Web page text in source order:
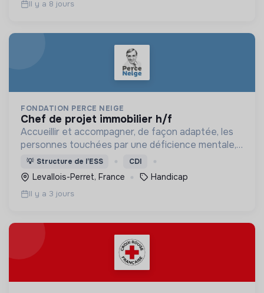
Il y a 8 jours
FONDATION PERCE NEIGE
chef de projet immobilier h/f
Accueillir et accompagner, de façon adaptée, les
personnes touchées par une déficience mentale,
un handicap physique ou psychique
💡 Structure de l’ESS CDI
Levallois-Perret, France Handicap
Il y a 3 jours